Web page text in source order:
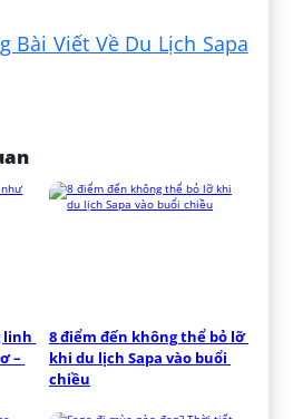
Bài Viết Về Du Lịch Sapa
linh
–
8 điểm đến không thể bỏ lỡ
khi du lịch Sapa vào buổi
chiều